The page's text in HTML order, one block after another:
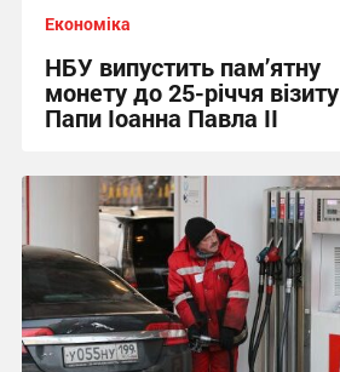
Економіка
НБУ випустить пам’ятну
монету до 25-річчя візиту
Папи Іоанна Павла ІІ
05:08 сьогодні